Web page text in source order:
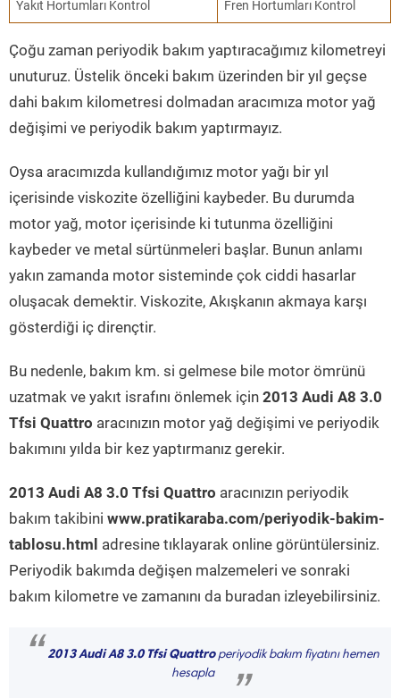
Yakıt Hortumları Kontrol Fren Hortumları Kontrol
Çoğu zaman periyodik bakım yaptıracağımız kilometreyi
unuturuz. Üstelik önceki bakım üzerinden bir yıl geçse
dahi bakım kilometresi dolmadan aracımıza motor yağ
değişimi ve periyodik bakım yaptırmayız.
Oysa aracımızda kullandığımız motor yağı bir yıl
içerisinde viskozite özelliğini kaybeder. Bu durumda
motor yağ, motor içerisinde ki tutunma özelliğini
kaybeder ve metal sürtünmeleri başlar. Bunun anlamı
yakın zamanda motor sisteminde çok ciddi hasarlar
oluşacak demektir. Viskozite, Akışkanın akmaya karşı
gösterdiği iç dirençtir.
Bu nedenle, bakım km. si gelmese bile motor ömrünü
uzatmak ve yakıt israfını önlemek için 2013 Audi A8 3.0
Tfsi Quattro aracınızın motor yağ değişimi ve periyodik
bakımını yılda bir kez yaptırmanız gerekir.
2013 Audi A8 3.0 Tfsi Quattro aracınızın periyodik
bakım takibini www.pratikaraba.com/periyodik-bakim-
tablosu.html adresine tıklayarak online görüntülersiniz.
Periyodik bakımda değişen malzemeleri ve sonraki
bakım kilometre ve zamanını da buradan izleyebilirsiniz.
“ 2013 Audi A8 3.0 Tfsi Quattroperiyodik bakım fiyatını hemen
hesapla